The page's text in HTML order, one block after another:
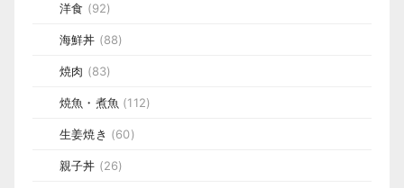
洋食 (92)
海鮮丼 (88)
焼肉 (83)
焼魚・煮魚 (112)
生姜焼き (60)
親子丼 (26)